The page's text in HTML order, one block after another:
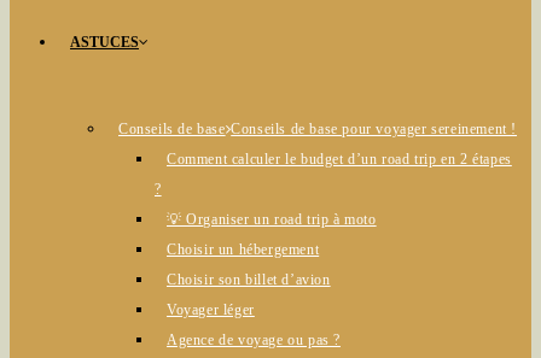
ASTUCES
Conseils de base Conseils de base pour voyager sereinement !
Comment calculer le budget d’un road trip en 2 étapes
?
💡 Organiser un road trip à moto
Choisir un hébergement
Choisir son billet d’avion
Voyager léger
Agence de voyage ou pas ?